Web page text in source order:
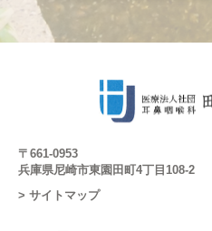
〒661-0953
兵庫県尼崎市東園田町4丁目108-2
> サイトマップ